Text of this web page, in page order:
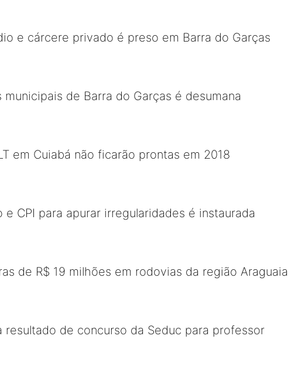
e cárcere privado é preso em Barra do Garças
de Barra do Garças é desumana
em Cuiabá não ficarão prontas em 2018
CPI para apurar irregularidades é instaurada
de R$ 19 milhões em rodovias da região Araguaia
de concurso da Seduc para professor